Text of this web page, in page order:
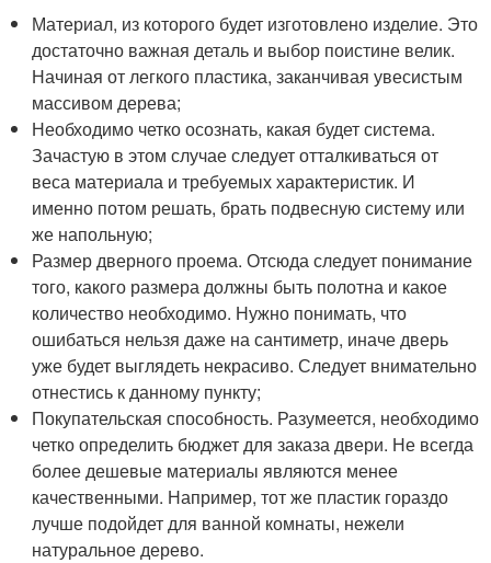
Материал, из которого будет изготовлено изделие. Это
достаточно важная деталь и выбор поистине велик.
Начиная от легкого пластика, заканчивая увесистым
массивом дерева;
Необходимо четко осознать, какая будет система.
Зачастую в этом случае следует отталкиваться от
веса материала и требуемых характеристик. И
именно потом решать, брать подвесную систему или
же напольную;
Размер дверного проема. Отсюда следует понимание
того, какого размера должны быть полотна и какое
количество необходимо. Нужно понимать, что
ошибаться нельзя даже на сантиметр, иначе дверь
уже будет выглядеть некрасиво. Следует внимательно
отнестись к данному пункту;
Покупательская способность. Разумеется, необходимо
четко определить бюджет для заказа двери. Не всегда
более дешевые материалы являются менее
качественными. Например, тот же пластик гораздо
лучше подойдет для ванной комнаты, нежели
натуральное дерево.